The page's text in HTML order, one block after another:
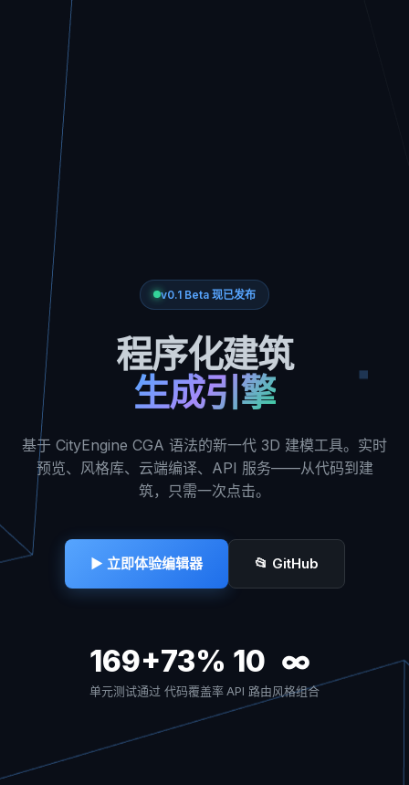
v0.1 Beta 现已发布
程序化建筑
生成引擎
基于 CityEngine CGA 语法的新一代 3D 建模工具。实时
预览、风格库、云端编译、API 服务——从代码到建
筑，只需一次点击。
▶ 立即体验编辑器 📂 GitHub
169+
单元测试通过
73%
代码覆盖率
10
API 路由
∞
风格组合